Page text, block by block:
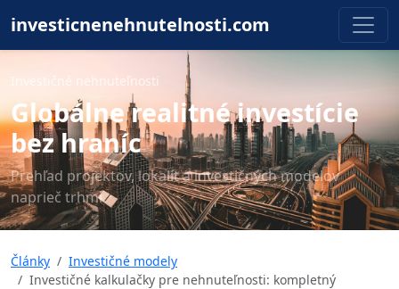
investicnenehnutelnosti.com
Investičné nehnuteľnosti
Globálne realitné investície
bez hraníc
Prehľad projektov, lokalít a investičných modelov
naprieč trhmi.
Články
Investičné modely
Investičné kalkulačky pre nehnuteľnosti: kompletný